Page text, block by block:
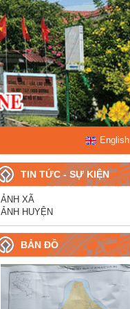
English
TIN TỨC - SỰ KIỆN
ẢNH XÃ
ẢNH HUYỆN
BẢN ĐỒ